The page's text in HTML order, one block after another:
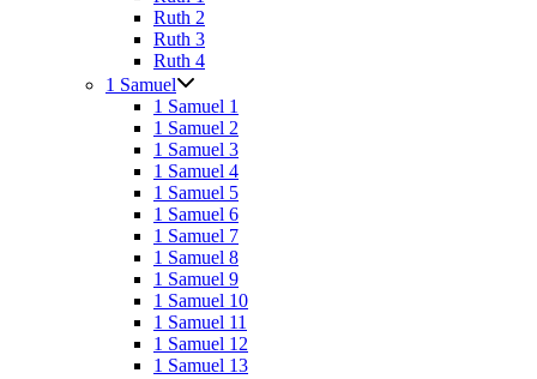
Ruth 2
Ruth 3
Ruth 4
1 Samuel
1 Samuel 1
1 Samuel 2
1 Samuel 3
1 Samuel 4
1 Samuel 5
1 Samuel 6
1 Samuel 7
1 Samuel 8
1 Samuel 9
1 Samuel 10
1 Samuel 11
1 Samuel 12
1 Samuel 13